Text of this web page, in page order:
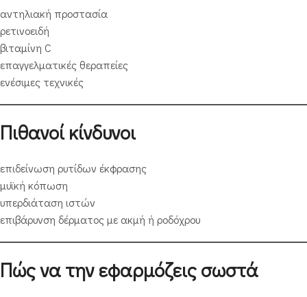
αντηλιακή προστασία
ρετινοειδή
βιταμίνη C
επαγγελματικές θεραπείες
ενέσιμες τεχνικές
Πιθανοί κίνδυνοι
επιδείνωση ρυτίδων έκφρασης
μυϊκή κόπωση
υπερδιάταση ιστών
επιβάρυνση δέρματος με ακμή ή ροδόχρου
Πώς να την εφαρμόζεις σωστά